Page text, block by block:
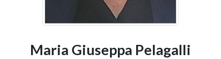
Maria Giuseppa Pelagalli